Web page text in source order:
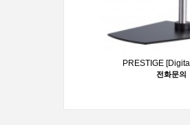
PRESTIGE
전화문의